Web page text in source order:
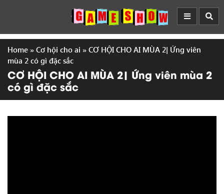
Home » Cơ hội cho ai » CƠ HỘI CHO AI MÙA 2| Ứng viên
mùa 2 có gì đặc sắc
CƠ HỘI CHO AI MÙA 2| Ứng viên mùa 2
có gì đặc sắc